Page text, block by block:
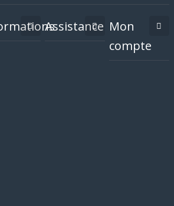
Assistance Mon
compte